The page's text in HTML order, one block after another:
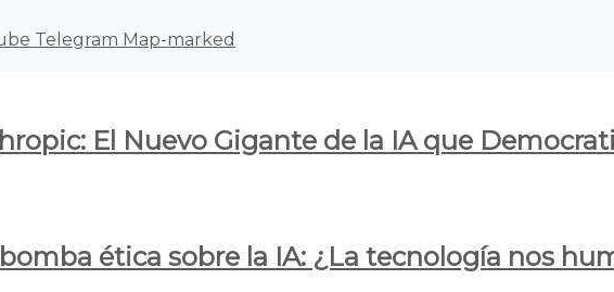
Telegram Map-marked
El Nuevo Gigante de la IA que
ética sobre la IA: ¿La tecnología nos